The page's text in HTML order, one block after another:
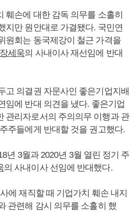
훼손에 대한 감독 의무를 소홀히
지만 원안대로 가결됐다. 국민연
원회는 동국제강이 철근 가격을
장세욱의 사내이사 재선임에 반대
고 의결권 자문사인 좋은기업지배
임에 반대 의견을 냈다. 좋은기업
관리자로서의 주의의무 이행과 관
주들에게 반대할 것을 권고했다.
년 3월과 2020년 3월 열린 정기 주
의 사내이사 선임에 반대했다.
에 재직할 때 기업가치 훼손 내지
관련해 감시 의무를 소홀히 했